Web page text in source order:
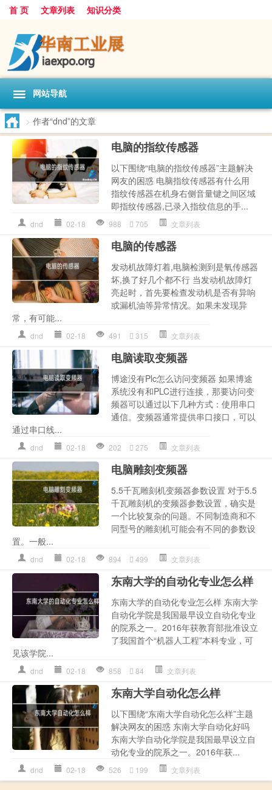
首 页 文章列表 知识分类
网站导航
> 作者“dnd”的文章
电脑的指纹传感器
以下围绕“电脑的指纹传感器”主题解决
网友的困惑 电脑指纹传感器有什么用
指纹传感器在机身右侧音量键之间区域
即指纹传感器,已录入指纹信息的手...
dnd 02-18 988 705 文章列表
电脑的传感器
发动机故障灯着,电脑检测到是氧传感器
坏,换了好几个都不行 当发动机故障灯
亮起时，首先要检查发动机是否有异响
或漏机油等异常情况。如果未发现异
常，有可能...
dnd 02-18 491 315 文章列表
电脑读取变频器
博途没有Plc怎么访问变频器 如果博途
系统没有和PLC进行连接，那要访问变
频器可以通过以下几种方式：使用串口
通信。变频器通常提供串口接口，可以
通过串口线...
dnd 02-18 202 275 文章列表
电脑雕刻变频器
5.5千瓦雕刻机变频器参数设置 对于5.5
千瓦雕刻机的变频器参数设置，确实是
一个比较复杂的问题。不同制造商和不
同型号的雕刻机可能会有不同的参数设
置。一般...
dnd 02-18 894 499 文章列表
东南大学的自动化专业怎么样
东南大学的自动化专业怎么样 东南大学
自动化学院是我国最早设立自动化专业
的院系之一。2016年获教育部批准设立
了我国首个“机器人工程”本科专业，可
见该学院...
dnd 02-18 858 84 文章列表
东南大学自动化怎么样
以下围绕“东南大学自动化怎么样”主题
解决网友的困惑 东南大学自动化好吗
东南大学自动化学院是我国最早设立自
动化专业的院系之一。2016年获...
dnd 02-18 526 199 文章列表